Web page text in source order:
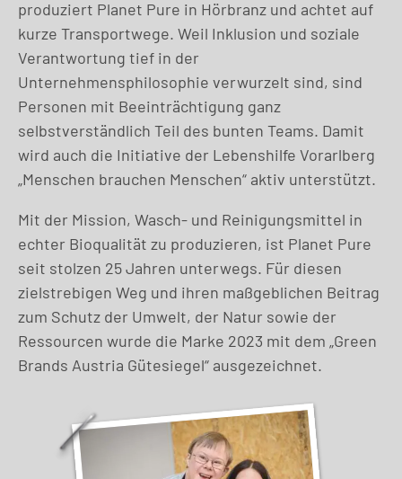
produziert Planet Pure in Hörbranz und achtet auf
kurze Transportwege. Weil Inklusion und soziale
Verantwortung tief in der
Unternehmensphilosophie verwurzelt sind, sind
Personen mit Beeinträchtigung ganz
selbstverständlich Teil des bunten Teams. Damit
wird auch die Initiative der Lebenshilfe Vorarlberg
„Menschen brauchen Menschen“ aktiv unterstützt.
Mit der Mission, Wasch- und Reinigungsmittel in
echter Bioqualität zu produzieren, ist Planet Pure
seit stolzen 25 Jahren unterwegs. Für diesen
zielstrebigen Weg und ihren maßgeblichen Beitrag
zum Schutz der Umwelt, der Natur sowie der
Ressourcen wurde die Marke 2023 mit dem „Green
Brands Austria Gütesiegel“ ausgezeichnet.